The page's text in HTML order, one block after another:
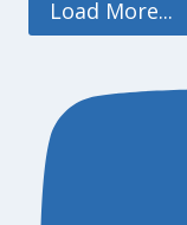
Load More...